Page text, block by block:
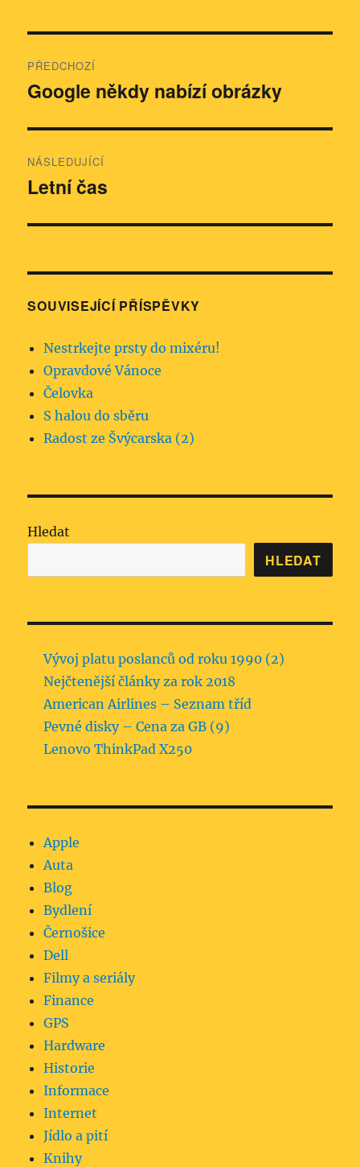
pro
PŘEDCHOZÍ
Předchozí
Google někdy nabízí obrázky
NÁSLEDUJÍCÍ
Následující
Letní čas
SOUVISEJÍCÍ PŘÍSPĚVKY
Nestrkejte prsty do mixéru!
Opravdové Vánoce
Čelovka
S halou do sběru
Radost ze Švýcarska (2)
Hledat
HLEDAT
Vývoj platu poslanců od roku 1990 (2)
Nejčtenější články za rok 2018
American Airlines – Seznam tříd
Pevné disky – Cena za GB (9)
Lenovo ThinkPad X250
Apple
Auta
Blog
Bydlení
Černošice
Dell
Filmy a seriály
Finance
GPS
Hardware
Historie
Informace
Internet
Jídlo a pití
Knihy